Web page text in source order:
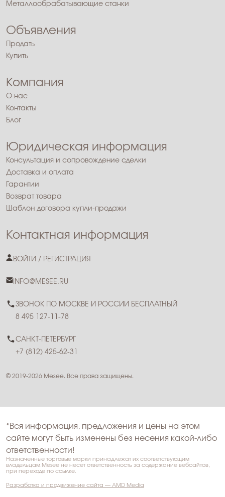
Металлообрабатывающие станки
Объявления
Продать
Купить
Компания
О нас
Контакты
Блог
Юридическая информация
Консультация и сопровождение сделки
Доставка и оплата
Гарантии
Возврат товара
Шаблон договора купли-продажи
Контактная информация
ВОЙТИ / РЕГИСТРАЦИЯ
INFO@MESEE.RU
ЗВОНОК ПО МОСКВЕ И РОССИИ БЕСПЛАТНЫЙ
8 495 127-11-78
САНКТ-ПЕТЕРБУРГ
+7 (812) 425-62-31
© 2019-2026 Mesee. Все права защищены.
*Вся информация, предложения и цены на этом
сайте могут быть изменены без несения какой-либо
ответственности!
Назначенные торговые марки принадлежат их соответствующим
владельцам.Mesee не несет ответственность за содержание вебсайтов,
при переходе по ссылке.
Разработка и продвижение сайта — AMD Media